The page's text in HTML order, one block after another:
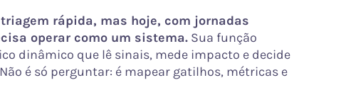
rápida, mas hoje, com jornadas
operar como um sistema. Sua função
dinâmico que lê sinais, mede impacto e decide
é só perguntar: é mapear gatilhos, métricas e